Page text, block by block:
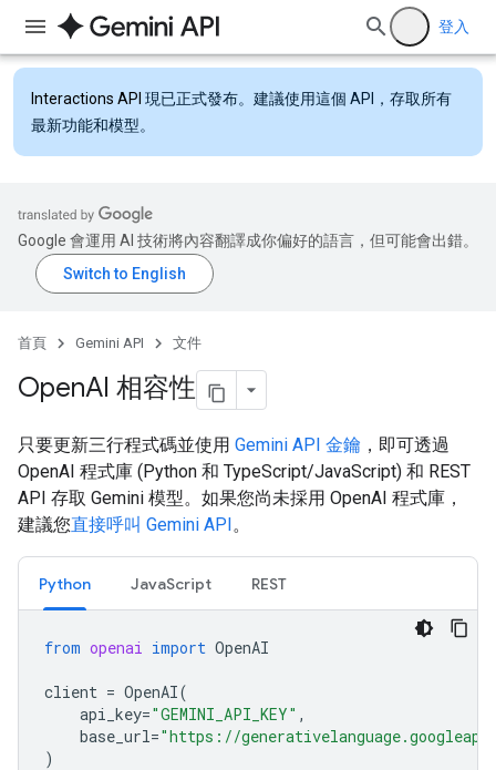
登入
Interactions API 現已正式發布。建議使用這個 API，存取所有
最新功能和模型。
Google 會運用 AI 技術將內容翻譯成你偏好的語言，但可能會出錯。
首頁 Gemini API 文件
OpenAI 相容性
只要更新三行程式碼並使用 Gemini API 金鑰 ，即可透過
OpenAI 程式庫 (Python 和 TypeScript/JavaScript) 和 REST
API 存取 Gemini 模型。如果您尚未採用 OpenAI 程式庫，
建議您直接呼叫 Gemini API。
Python JavaScript REST
from openai import OpenAI
client = OpenAI(
api_key="GEMINI_API_KEY" ,
base_url="https://
)